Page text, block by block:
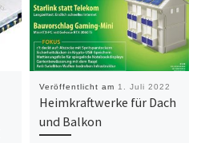
Veröffentlicht am 1. Juli 2022
Heimkraftwerke für Dach
und Balkon